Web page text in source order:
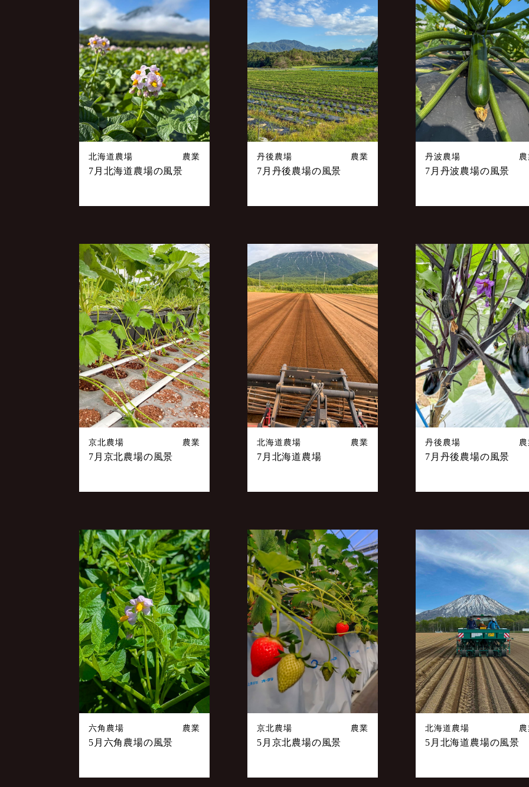
ー
シ
ョ
ン
北海道農場 農業
7月北海道農場の風景
丹後農場 農業
7月丹後農場の風景
丹波農場
7月丹波農場の風景
京北農場 農業
7月京北農場の風景
北海道農場 農業
7月北海道農場
丹後農場
7月丹後農場の風景
六角農場 農業
5月六角農場の風景
京北農場 農業
5月京北農場の風景
北海道農場
5月北海道農場の風景